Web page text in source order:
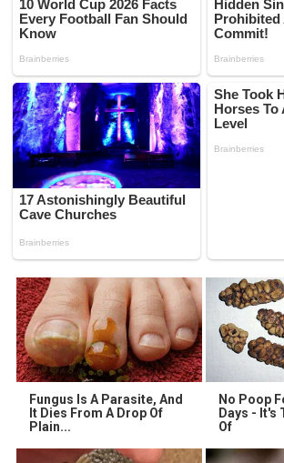
Fungus Is A Parasite, And
It Dies From A Drop Of
Plain...
No Poop
Days - It's
Of